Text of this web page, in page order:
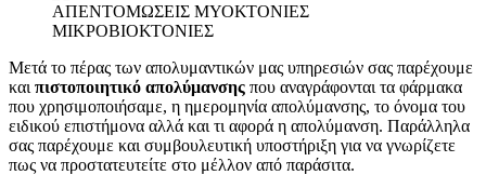
Μετά το πέρας των απολυμαντικών μας υπηρεσιών σας παρέχουμε
και πιστοποιητικό απολύμανσης που αναγράφονται τα φάρμακα
που χρησιμοποιήσαμε, η ημερομηνία απολύμανσης, το όνομα του
ειδικού επιστήμονα αλλά και τι αφορά η απολύμανση. Παράλληλα
σας παρέχουμε και συμβουλευτική υποστήριξη για να γνωρίζετε
πως να προστατευτείτε στο μέλλον από παράσιτα.